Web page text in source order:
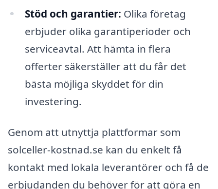
Stöd och garantier: Olika företag
erbjuder olika garantiperioder och
serviceavtal. Att hämta in flera
offerter säkerställer att du får det
bästa möjliga skyddet för din
investering.
Genom att utnyttja plattformar som
solceller-kostnad.se kan du enkelt få
kontakt med lokala leverantörer och få de
erbjudanden du behöver för att göra en